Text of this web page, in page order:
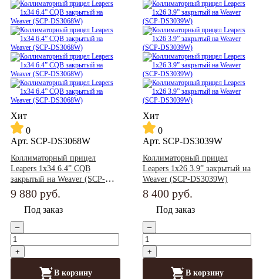
Хит
0
Арт. SCP-DS3068W
Коллиматорный прицел
Leapers 1x34 6.4” CQB
закрытый на Weaver (SCP-
DS3068W)
9 880 руб.
Под заказ
–
+
В корзину
Хит
0
Арт. SCP-DS3039W
Коллиматорный прицел
Leapers 1x26 3.9” закрытый на
Weaver (SCP-DS3039W)
8 400 руб.
Под заказ
–
+
В корзину